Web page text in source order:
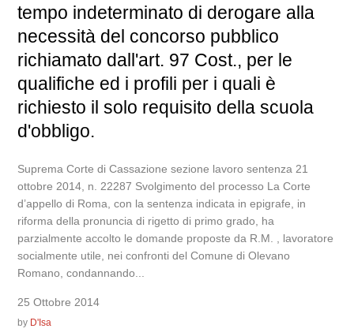
tempo indeterminato di derogare alla
necessità del concorso pubblico
richiamato dall'art. 97 Cost., per le
qualifiche ed i profili per i quali è
richiesto il solo requisito della scuola
d'obbligo.
Suprema Corte di Cassazione sezione lavoro sentenza 21
ottobre 2014, n. 22287 Svolgimento del processo La Corte
d’appello di Roma, con la sentenza indicata in epigrafe, in
riforma della pronuncia di rigetto di primo grado, ha
parzialmente accolto le domande proposte da R.M. , lavoratore
socialmente utile, nei confronti del Comune di Olevano
Romano, condannando...
25 Ottobre 2014
by D'Isa